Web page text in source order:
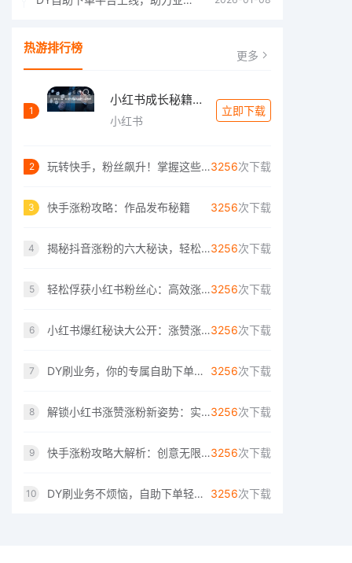
热游排行榜 更多
1
小红书成长秘籍：如何轻松实现高效涨赞与精
小红书
立即下载
2 玩转快手，粉丝飙升！掌握这些技巧让你轻松3256次下载
3 快手涨粉攻略：作品发布秘籍 3256次下载
4 揭秘抖音涨粉的六大秘诀，轻松成为网红！3256次下载
5 轻松俘获小红书粉丝心：高效涨赞涨粉指南3256次下载
6 小红书爆红秘诀大公开：涨赞涨粉两不误的技3256次下载
7 DY刷业务，你的专属自助下单解决方案 3256次下载
8 解锁小红书涨赞涨粉新姿势：实用技巧大解析3256次下载
9 快手涨粉攻略大解析：创意无限，粉丝速来！3256次下载
10 DY刷业务不烦恼，自助下单轻松搞定。 3256次下载